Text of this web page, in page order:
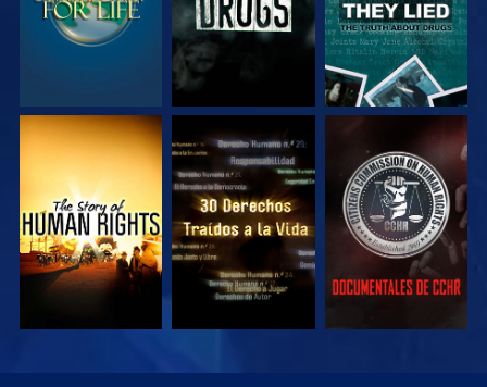
VE VE VE